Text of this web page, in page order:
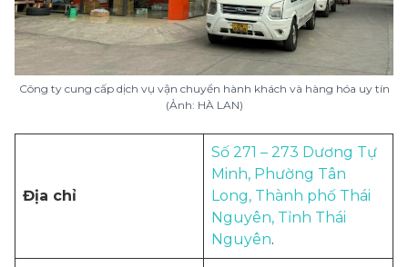
Công ty cung cấp dịch vụ vận chuyển hành khách và hàng hóa uy tín
(Ảnh: HÀ LAN)
Địa chỉ
Số 271 – 273 Dương Tự
Minh, Phường Tân
Long, Thành phố Thái
Nguyên, Tỉnh Thái
Nguyên.